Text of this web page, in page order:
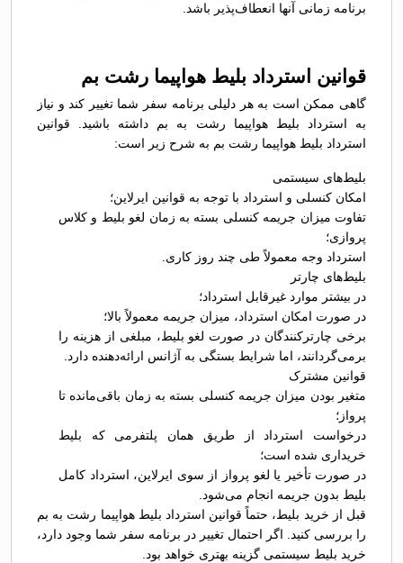
برنامه زمانی آنها انعطاف‌پذیر باشد.
قوانین استرداد بلیط هواپیما رشت بم
گاهی ممکن است به هر دلیلی برنامه سفر شما تغییر کند و نیاز
به استرداد بلیط هواپیما رشت به بم داشته باشید. قوانین
استرداد بلیط هواپیما رشت بم به شرح زیر است:
بلیط‌های سیستمی
امکان کنسلی و استرداد با توجه به قوانین ایرلاین؛
تفاوت میزان جریمه کنسلی بسته به زمان لغو بلیط و کلاس
پروازی؛
استرداد وجه معمولاً طی چند روز کاری.
بلیط‌های چارتر
در بیشتر موارد غیرقابل استرداد؛
در صورت امکان استرداد، میزان جریمه معمولاً بالا؛
برخی چارترکنندگان در صورت لغو بلیط، مبلغی از هزینه را
برمی‌گردانند، اما شرایط بستگی به آژانس ارائه‌دهنده دارد.
قوانین مشترک
متغیر بودن میزان جریمه کنسلی بسته به زمان باقی‌مانده تا
پرواز؛
درخواست استرداد از طریق همان پلتفرمی که بلیط
خریداری شده است؛
در صورت تأخیر یا لغو پرواز از سوی ایرلاین، استرداد کامل
بلیط بدون جریمه انجام می‌شود.
قبل از خرید بلیط، حتماً قوانین استرداد بلیط هواپیما رشت به بم
را بررسی کنید. اگر احتمال تغییر در برنامه سفر شما وجود دارد،
خرید بلیط سیستمی گزینه بهتری خواهد بود.